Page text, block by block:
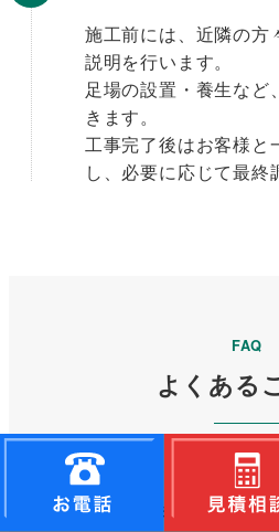
施工前には、近隣の方
説明を行います。
足場の設置・養生など
きます。
工事完了後はお客様と
し、必要に応じて最終
FAQ
よくある
見積もりに料金はかかり